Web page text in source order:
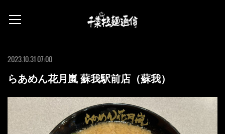
2023.10.31 07:00
らあめん花月嵐 蘇我駅前店（蘇我）